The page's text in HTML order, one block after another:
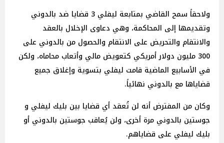
ولاحقاً سمح القاضي بمتابعة ليفلي 3 قضايا ضد بالدوني
وتقديمها إلى المحاكمة، وهي دعاوى الإخلال بالعقد
والانتقام والتحريض على الانتقام والحصول من بالدوني على
300 مليون دولار أمريكي كتعويض مالي وأتعاب محاماه، ولكن
في الأسابيع الماضية قامت ليفلي بتسوية وإغلاق جميع
قضاياها مع بالدوني نهائياً.
وكان من المفترض أنه لن تُعقد أي قضايا بين بليك ليفلي و
جوستين بالدوني مرة أخرى، ولن يُعاقب جوستين بالدوني أو
بليك ليفلي على قضاياهم.